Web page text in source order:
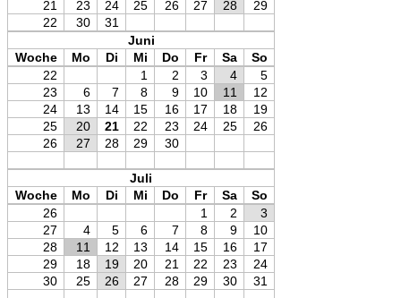
21
23 24 25 26 27 28
29
22
30
31
Juni
Woche
Mo Di Mi Do Fr Sa
So
22
1 2 3 4
5
23
6 7 8 9 10 11
12
24
13 14 15 16 17 18
19
25
20 21 22 23 24 25
26
26
27 28 29 30
Juli
Woche
Mo Di Mi Do Fr Sa
So
26
1 2
3
27
4 5 6 7 8 9
10
28
11 12 13 14 15 16
17
29
18 19 20 21 22 23
24
30
25 26 27 28 29 30 31